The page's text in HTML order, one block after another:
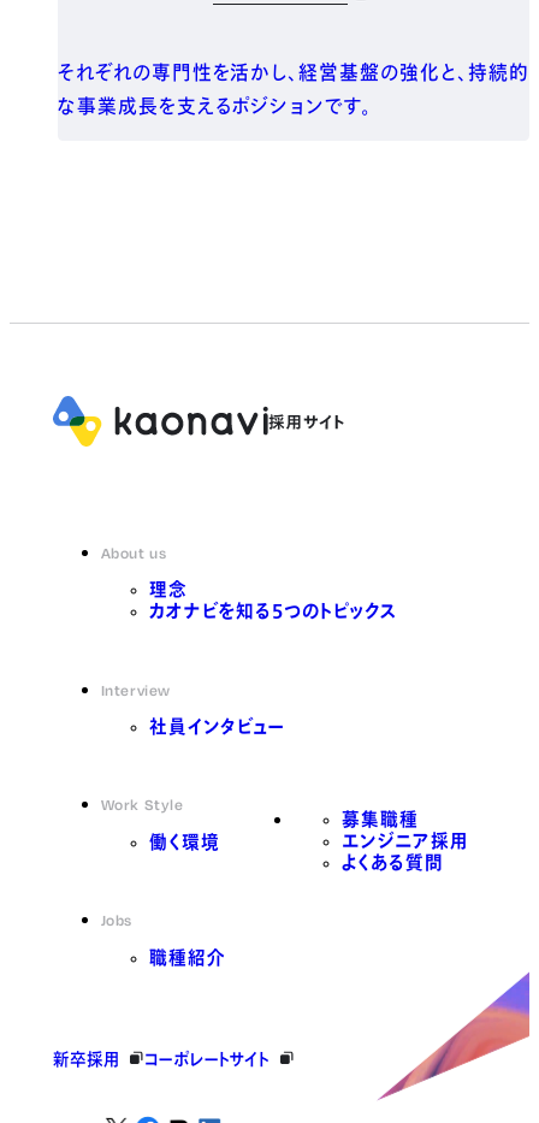
それぞれの専門性を活かし、経営基盤の強化と、持続的
な事業成長を支えるポジションです。
About us
理念
カオナビを知る5つのトピックス
Interview
社員インタビュー
Work Style
働く環境
Jobs
職種紹介
募集職種
エンジニア採用
よくある質問
新卒採用 コーポレートサイト